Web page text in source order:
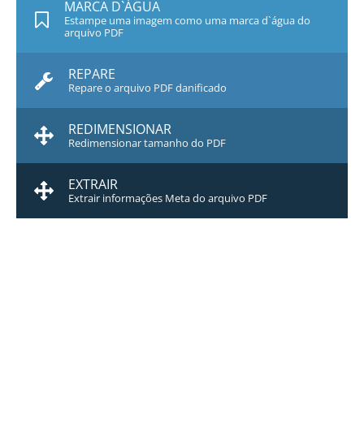
MARCA D`ÁGUA
Estampe uma imagem como uma marca d`água do
arquivo PDF
REPARE
Repare o arquivo PDF danificado
REDIMENSIONAR
Redimensionar tamanho do PDF
EXTRAIR
Extrair informações Meta do arquivo PDF